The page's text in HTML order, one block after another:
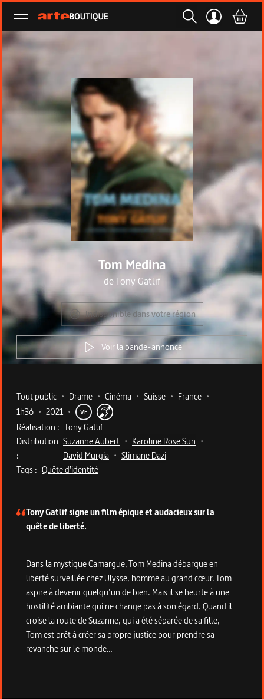
Ouvrir le menu
Tom Medina
deTony Gatlif
Indisponible dans votre région
Voir la bande-annonce
Metadata du programme
Tout public • Drame • Cinéma • Suisse • France •
1h36 • 2021 • VF
Réalisation : Tony Gatlif
Distribution
:
Suzanne Aubert • Karoline Rose Sun •
David Murgia • Slimane Dazi
Tags : Quête d'identité
Tony Gatlif signe un film épique et audacieux sur la
quête de liberté.
Dans la mystique Camargue, Tom Medina débarque en
liberté surveillée chez Ulysse, homme au grand cœur. Tom
aspire à devenir quelqu’un de bien. Mais il se heurte à une
hostilité ambiante qui ne change pas à son égard. Quand il
croise la route de Suzanne, qui a été séparée de sa fille,
Tom est prêt à créer sa propre justice pour prendre sa
revanche sur le monde…